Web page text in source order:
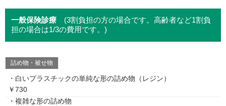
一般保険診療 (3割負担の方の場合です。高齢者など1割負
担の場合は1/3の費用です。)
詰め物・被せ物
・白いプラスチックの単純な形の詰め物（レジン）
￥730
・複雑な形の詰め物